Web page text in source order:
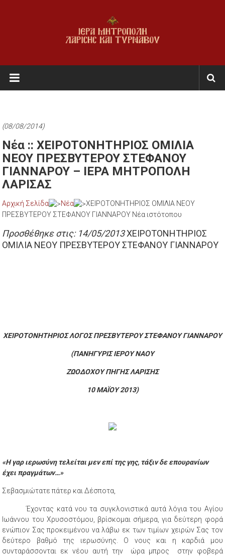
Ι.Μ.
Λαρίσης
Τυρνάβου
Εκκλησία
της
Ελλάδος
(08/08/2014)
Νέα :: XEIΡΟΤΟΝΗΤΗΡΙΟΣ ΟΜΙΛΙΑ
ΝΕΟΥ ΠΡΕΣΒΥΤΕΡΟΥ ΣΤΕΦΑΝΟΥ
ΓΙΑΝΝΑΡΟΥ – ΙΕΡΑ ΜΗΤΡΟΠΟΛΗ
ΛΑΡΙΣΑΣ
Αρχική Σελίδα Νέα
XEIΡΟΤΟΝΗΤΗΡΙΟΣ ΟΜΙΛΙΑ ΝΕΟΥ
ΠΡΕΣΒΥΤΕΡΟΥ ΣΤΕΦΑΝΟΥ ΓΙΑΝΝΑΡΟΥ Νέα ιστότοπου
Προσθέθηκε στις: 14/05/2013XEIΡΟΤΟΝΗΤΗΡΙΟΣ
ΟΜΙΛΙΑ ΝΕΟΥ ΠΡΕΣΒΥΤΕΡΟΥ ΣΤΕΦΑΝΟΥ ΓΙΑΝΝΑΡΟΥ
ΧΕΙΡΟΤΟΝΗΤΗΡΙΟΣ ΛΟΓΟΣ ΠΡΕΣΒΥΤΕΡΟΥ ΣΤΕΦΑΝΟΥ ΓΙΑΝΝΑΡΟΥ
(ΠΑΝΗΓΥΡΙΣ ΙΕΡΟΥ ΝΑΟΥ
ΖΩΟΔΟΧΟΥ ΠΗΓΗΣ ΛΑΡΙΣΗΣ
10 ΜΑΪΟΥ 2013)
«Η γαρ ιερωσύνη τελείται μεν επί της γης, τάξιν δε επουρανίων
έχει πραγμάτων…»
Σεβασμιώτατε πάτερ και Δέσποτα,
Έχοντας κατά νου τα συγκλονιστικά αυτά λόγια του Αγίου
Ιωάννου του Χρυσοστόμου, βρίσκομαι σήμερα, για δεύτερη φορά
ενώπιον Σας προκειμένου να λάβω εκ των τιμίων χειρών Σας τον
δεύτερο βαθμό της ιερωσύνης. Ο νους και η καρδιά μου
συνταράσσονται εκ νέου αυτή την ώρα μπρος στην φοβερά